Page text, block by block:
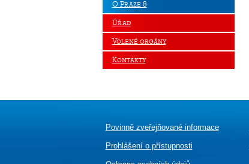
O Praze 8
Úřad
Volené orgány
Kontakty
Povinně zveřejňované informace
Prohlášení o přístupnosti